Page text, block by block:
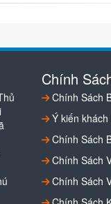
Chính
Chính Sách
Ý kiến khách
Chính Sách
Chính Sách
Chính Sách